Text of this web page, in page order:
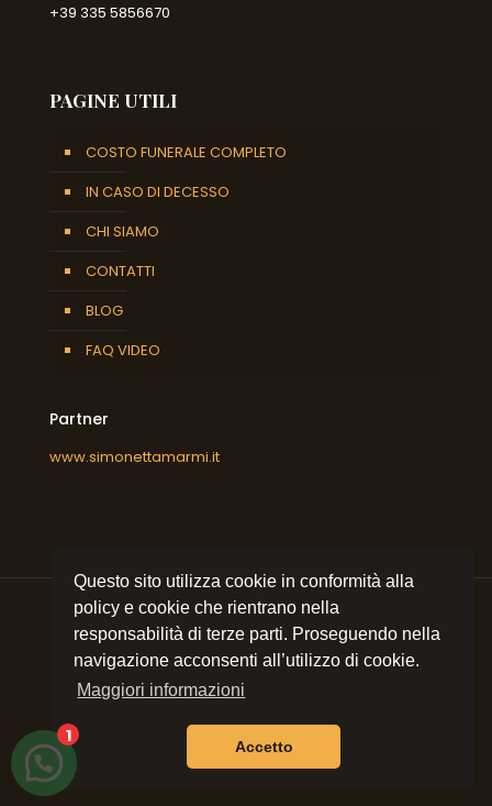
Questo sito utilizza cookie in conformità alla
policy e cookie che rientrano nella
responsabilità di terze parti. Proseguendo nella
navigazione acconsenti all’utilizzo di cookie.
Maggiori informazioni
Accetto
+39 335 5856670
PAGINE UTILI
COSTO FUNERALE COMPLETO
IN CASO DI DECESSO
CHI SIAMO
CONTATTI
BLOG
FAQ VIDEO
Partner
www.simonettamarmi.it
© 2021 All rights reservedSimonetta Marmi srl| P.I.
09053320157 | Sito e posizionamento realizzato
Privacy e cookie policy|Mappa del sito
1